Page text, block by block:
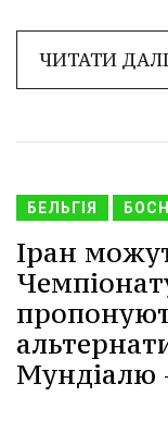
ЧИТАТИ ДАЛІ
БЕЛЬГІЯ
Іран
Мундіалю